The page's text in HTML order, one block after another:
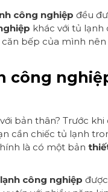
công nghiệp đều
khác với tủ lạnh
căn bếp của mình
công
bản thân? Trước khi
cần chiếc tủ lạnh
là có một bản
công nghiệp